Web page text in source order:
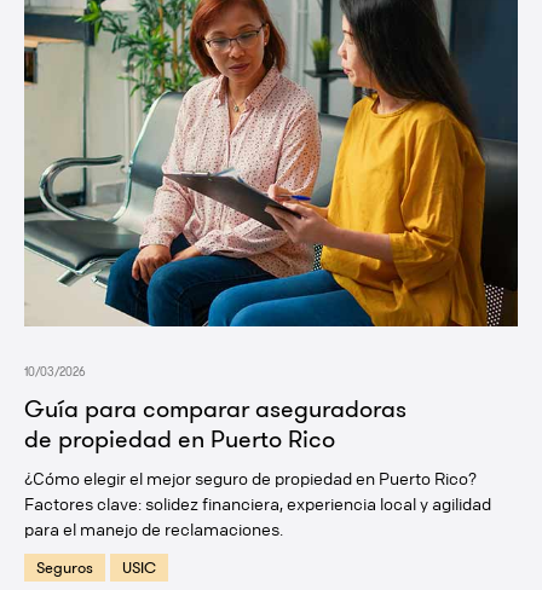
Guía para comparar aseguradoras
de propiedad en Puerto Rico
10/03/2026
¿Cómo elegir el mejor seguro de propiedad en Puerto Rico?
Factores clave: solidez financiera, experiencia local y agilidad
para el manejo de reclamaciones.
Seguros USIC